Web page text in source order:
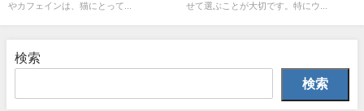
やカフェインは、猫にとって...
せて選ぶことが大切です。特にウ...
検索
検索